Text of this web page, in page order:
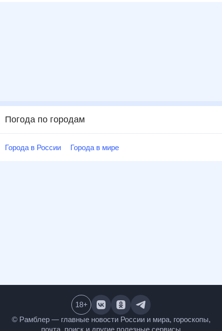
Погода по городам
Города в России Города в мире
© Рамблер — главные новости России и мира,
18+